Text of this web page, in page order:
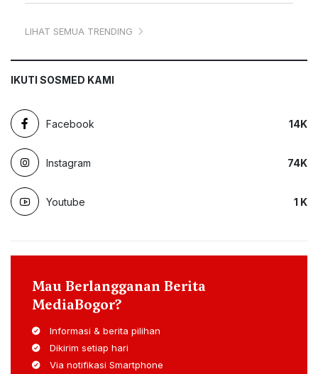
LIHAT SEMUA TRENDING
IKUTI SOSMED KAMI
Facebook 14K
Instagram 74K
Youtube 1 K
Mau Berlangganan Berita
MediaBogor?
Informasi & berita pilihan
Dikirim setiap hari
Via notifikasi Smartphone